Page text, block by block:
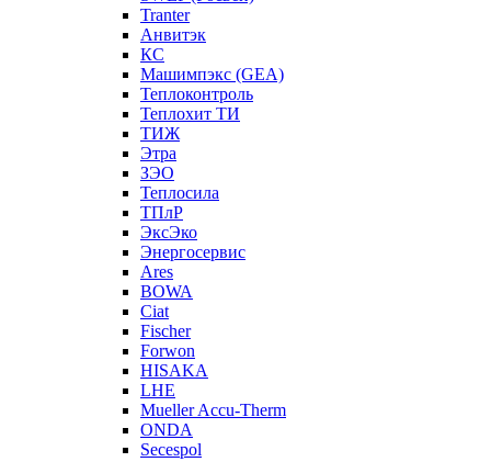
Tranter
Анвитэк
КС
Машимпэкс (GEA)
Теплоконтроль
Теплохит ТИ
ТИЖ
Этра
ЗЭО
Теплосила
ТПлР
ЭксЭко
Энергосервис
Ares
BOWA
Ciat
Fischer
Forwon
HISAKA
LHE
Mueller Accu-Therm
ONDA
Secespol